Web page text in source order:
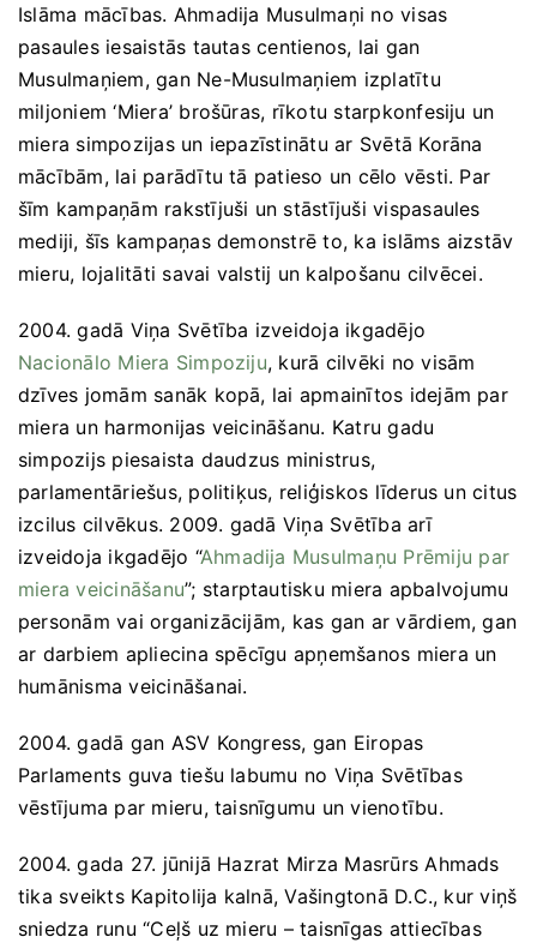
Islāma mācības. Ahmadija Musulmaņi no visas
pasaules iesaistās tautas centienos, lai gan
Musulmaņiem, gan Ne-Musulmaņiem izplatītu
miljoniem ‘Miera’ brošūras, rīkotu starpkonfesiju un
miera simpozijas un iepazīstinātu ar Svētā Korāna
mācībām, lai parādītu tā patieso un cēlo vēsti. Par
šīm kampaņām rakstījuši un stāstījuši vispasaules
mediji, šīs kampaņas demonstrē to, ka islāms aizstāv
mieru, lojalitāti savai valstij un kalpošanu cilvēcei.
2004. gadā Viņa Svētība izveidoja ikgadējo
Nacionālo Miera Simpoziju, kurā cilvēki no visām
dzīves jomām sanāk kopā, lai apmainītos idejām par
miera un harmonijas veicināšanu. Katru gadu
simpozijs piesaista daudzus ministrus,
parlamentāriešus, politiķus, reliģiskos līderus un citus
izcilus cilvēkus. 2009. gadā Viņa Svētība arī
izveidoja ikgadējo “Ahmadija Musulmaņu Prēmiju par
miera veicināšanu”; starptautisku miera apbalvojumu
personām vai organizācijām, kas gan ar vārdiem, gan
ar darbiem apliecina spēcīgu apņemšanos miera un
humānisma veicināšanai.
2004. gadā gan ASV Kongress, gan Eiropas
Parlaments guva tiešu labumu no Viņa Svētības
vēstījuma par mieru, taisnīgumu un vienotību.
2004. gada 27. jūnijā Hazrat Mirza Masrūrs Ahmads
tika sveikts Kapitolija kalnā, Vašingtonā D.C., kur viņš
sniedza runu “Ceļš uz mieru – taisnīgas attiecības